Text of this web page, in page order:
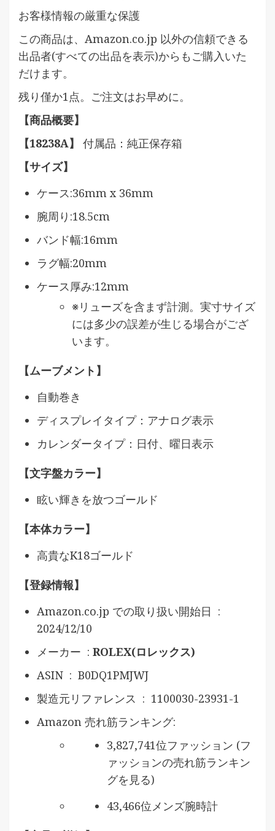
お客様情報の厳重な保護
この商品は、Amazon.co.jp 以外の信頼できる
出品者(すべての出品を表示)からもご購入いた
だけます。
残り僅か1点。ご注文はお早めに。
【商品概要】
【18238A】
付属品：純正保存箱
【サイズ】
ケース:36mm x 36mm
腕周り:18.5cm
バンド幅:16mm
ラグ幅:20mm
ケース厚み:12mm
※リューズを含まず計測。実寸サイズ
には多少の誤差が生じる場合がござ
います。
【ムーブメント】
自動巻き
ディスプレイタイプ：アナログ表示
カレンダータイプ：日付、曜日表示
【文字盤カラー】
眩い輝きを放つゴールド
【本体カラー】
高貴なK18ゴールド
【登録情報】
Amazon.co.jp での取り扱い開始日 ‏ : ‎
2024/12/10
メーカー ‏ : ROLEX(ロレックス)
ASIN ‏ : ‎ B0DQ1PMJWJ
製造元リファレンス ‏ : ‎ 1100030-23931-1
Amazon 売れ筋ランキング:
3,827,741位ファッション (フ
ァッションの売れ筋ランキン
グを見る)
43,466位メンズ腕時計